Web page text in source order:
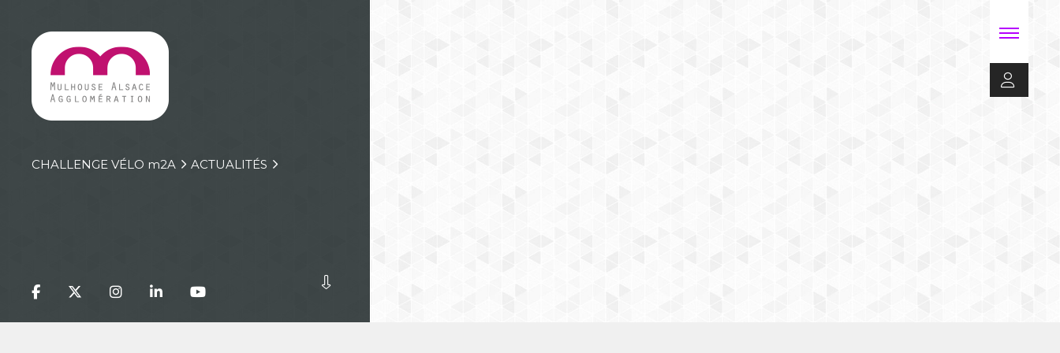
CHALLENGE VÉLO m2A ACTUALITÉS